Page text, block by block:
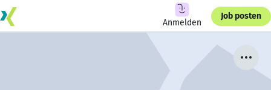
Anmelden
Job posten